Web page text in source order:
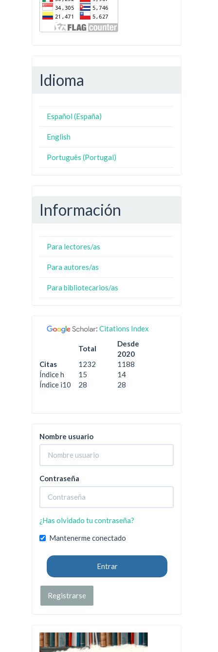
Idioma
Español (España)
English
Português (Portugal)
Información
Para lectores/as
Para autores/as
Para bibliotecarios/as
: Citations Index
Total
Desde
2020
Citas
1232
1188
Índice h
15
14
Índice i10
28 28
Nombre usuario
Contraseña
¿Has olvidado tu contraseña?
Mantenerme conectado
Entrar
Registrarse